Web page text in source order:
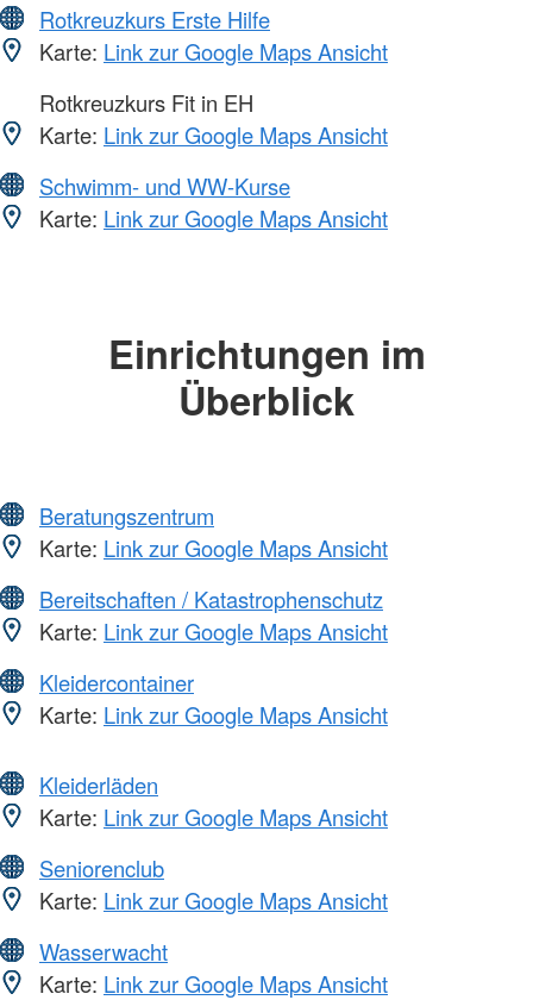
Rotkreuzkurs Erste Hilfe
Karte: Link zur Google Maps Ansicht
Rotkreuzkurs Fit in EH
Karte: Link zur Google Maps Ansicht
Schwimm- und WW-Kurse
Karte: Link zur Google Maps Ansicht
Einrichtungen im
Überblick
Beratungszentrum
Karte: Link zur Google Maps Ansicht
Bereitschaften / Katastrophenschutz
Karte: Link zur Google Maps Ansicht
Kleidercontainer
Karte: Link zur Google Maps Ansicht
Kleiderläden
Karte: Link zur Google Maps Ansicht
Seniorenclub
Karte: Link zur Google Maps Ansicht
Wasserwacht
Karte: Link zur Google Maps Ansicht